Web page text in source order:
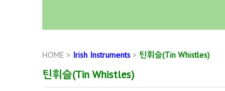
HOME > Irish Instruments > 틴휘슬(Tin Whistles)
틴휘슬(Tin Whistles)